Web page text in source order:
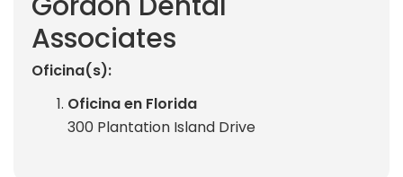
Associates
Oficina(s):
Oficina en Florida
300 Plantation Island Drive